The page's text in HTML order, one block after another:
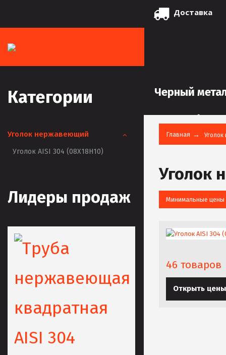
Доставка
Черный
Главная
Уголок
Минимальные цены
46 товаров
Открыть цены
Категории
Уголок нержавеющий
Уголок AISI 304 (08Х18Н10)
Лидеры продаж